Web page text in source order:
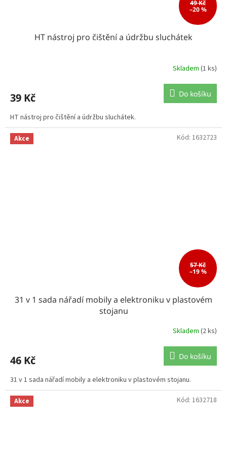
49 Kč
–20 %
HT nástroj pro čištění a údržbu sluchátek
Skladem (1 ks)
39 Kč Do košíku
HT nástroj pro čištění a údržbu sluchátek.
Akce
57 Kč
–19 %
31 v 1 sada nářadí mobily a elektroniku v plastovém
stojanu
Skladem (2 ks)
46 Kč Do košíku
31 v 1 sada nářadí mobily a elektroniku v plastovém stojanu.
Kód: 1632723
Akce Kód: 1632718